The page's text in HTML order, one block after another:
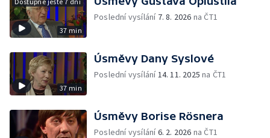
37 min
Poslední vysílání 7. 8. 2026 na ČT1
37 min
Úsměvy Dany Syslové
Poslední vysílání14. 11. 2025 na ČT1
Úsměvy Borise Rösnera
Poslední vysílání6. 2. 2026 na ČT1